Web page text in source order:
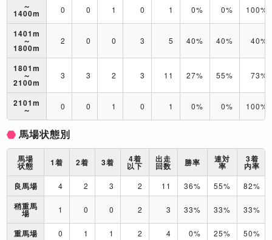
～
1400m 0 0 1 0 1 0% 0% 100%
1401m
～
1800m
2 0 0 3 5 40% 40% 40%
1801m
～
2100m
3 3 2 3 11 27% 55% 73%
2101m
～ 0 0 1 0 1 0% 0% 100%
馬場状態別
馬場
状態 1着 2着 3着 4着
以下
出走
回数 勝率 連対
率
3着
内率
良馬場
4 2 3 2 11 36% 55% 82%
稍重馬
場 1 0 0 2 3 33% 33% 33%
重馬場 0 1 1 2 4 0% 25% 50%